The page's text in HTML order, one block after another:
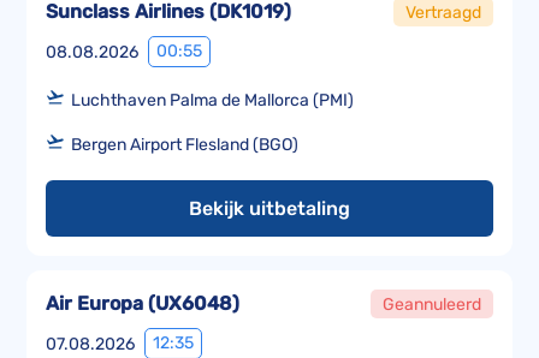
08.08.2026 00:55
Sunclass Airlines (DK1019) Vertraagd
Luchthaven Palma de Mallorca (PMI)
Bergen Airport Flesland (BGO)
Bekijk uitbetaling
07.08.2026 12:35
Air Europa (UX6048) Geannuleerd